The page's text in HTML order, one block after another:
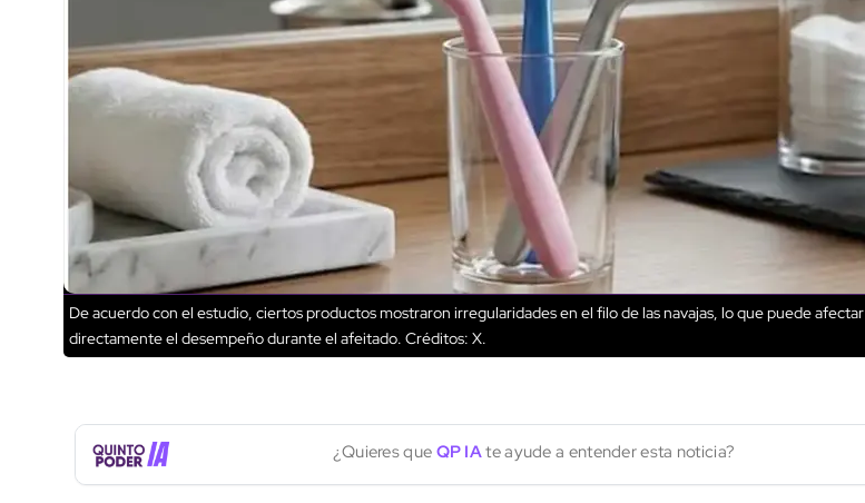
De acuerdo con el estudio, ciertos productos mostraron irregularidades en el filo de las navajas, lo que puede afectar
directamente el desempeño durante el afeitado. Créditos: X.
¿Quieres que QP IAte ayude a entender esta noticia?